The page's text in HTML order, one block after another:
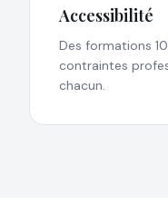
Accessibilité
Des formations
contraintes
chacun.